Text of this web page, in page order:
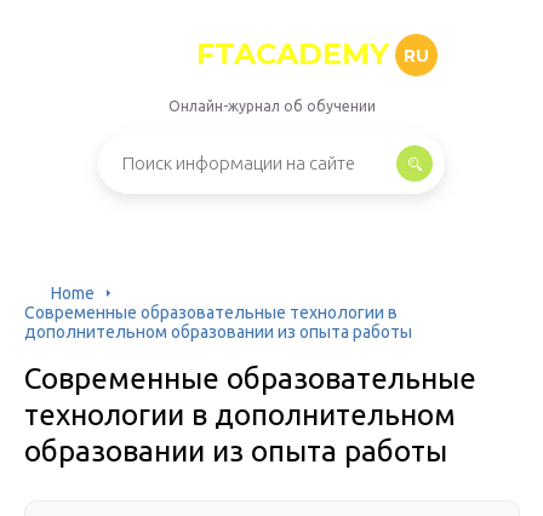
FTACADEMY RU
Онлайн-журнал об обучении
Home
Современные образовательные технологии в
дополнительном образовании из опыта работы
Современные образовательные
технологии в дополнительном
образовании из опыта работы